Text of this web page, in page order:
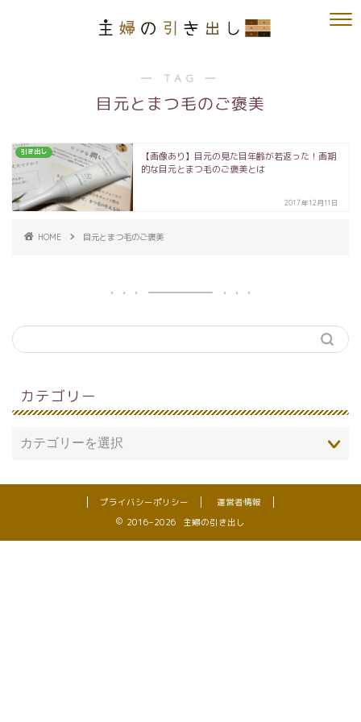
― TAG ―
目元とまつ毛のご褒美
引き出し
【画像あり】目元の見た目年齢が若返った！画期
的な目元とまつ毛のご褒美とは
2017年12月11日
HOME 目元とまつ毛のご褒美
カテゴリー
プライバシーポリシー
運営者情報
2016–2026 主婦の引き出し